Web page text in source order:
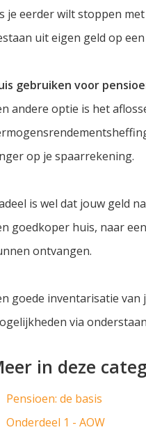
je eerder wilt stoppen
uit eigen geld op
gebruiken voor
andere optie is het
op je spaarrekening.
is wel dat jouw geld
goedkoper huis, naar
ontvangen.
goede inventarisatie
via
in deze
Pensioen: de basis
Onderdeel 1 - AOW